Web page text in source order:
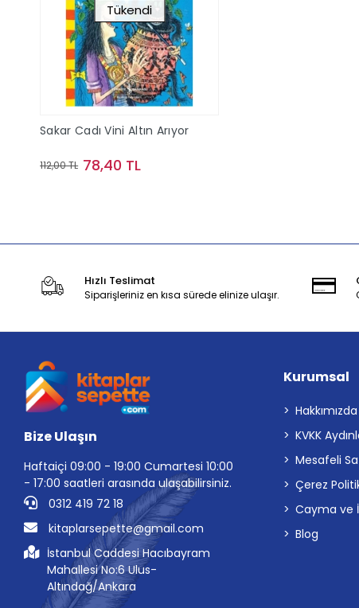
Tükendi
Sakar Cadı Vini Altın Arıyor
112,00 TL 78,40 TL
Hızlı Teslimat
Siparişleriniz en kısa sürede elinize ulaşır.
Bize Ulaşın
Haftaiçi 09:00 - 19:00 Cumartesi 10:00
- 17:00 saatleri arasında ulaşabilirsiniz.
0312 419 72 18
kitaplarsepette@gmail.com
İstanbul Caddesi Hacıbayram
Mahallesi No:6 Ulus-
Altındağ/Ankara
Kurumsal
Hakkımızda
KVKK
Mesafeli
Çerez
Cayma ve
Blog